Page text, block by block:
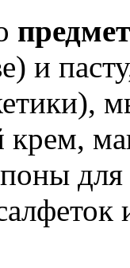
и
крем,
для